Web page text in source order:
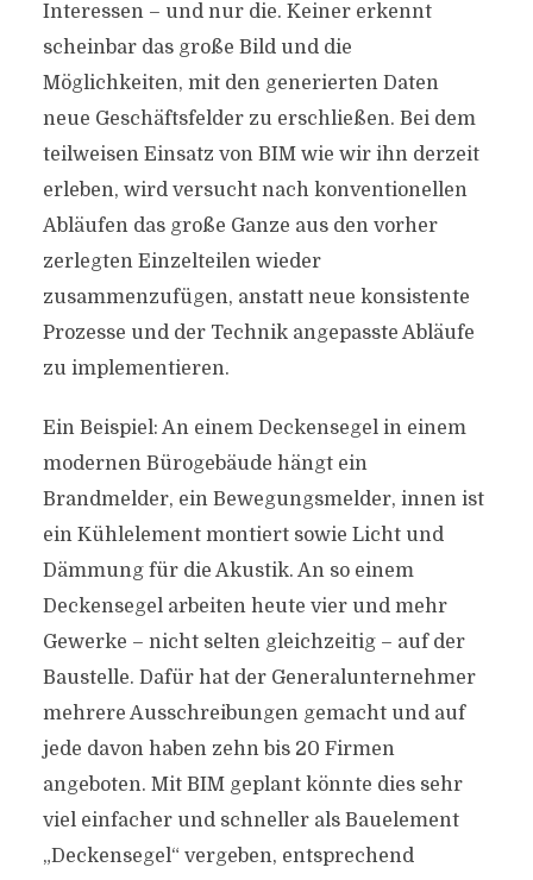
Interessen – und nur die. Keiner erkennt
scheinbar das große Bild und die
Möglichkeiten, mit den generierten Daten
neue Geschäftsfelder zu erschließen. Bei dem
teilweisen Einsatz von BIM wie wir ihn derzeit
erleben, wird versucht nach konventionellen
Abläufen das große Ganze aus den vorher
zerlegten Einzelteilen wieder
zusammenzufügen, anstatt neue konsistente
Prozesse und der Technik angepasste Abläufe
zu implementieren.
Ein Beispiel: An einem Deckensegel in einem
modernen Bürogebäude hängt ein
Brandmelder, ein Bewegungsmelder, innen ist
ein Kühlelement montiert sowie Licht und
Dämmung für die Akustik. An so einem
Deckensegel arbeiten heute vier und mehr
Gewerke – nicht selten gleichzeitig – auf der
Baustelle. Dafür hat der Generalunternehmer
mehrere Ausschreibungen gemacht und auf
jede davon haben zehn bis 20 Firmen
angeboten. Mit BIM geplant könnte dies sehr
viel einfacher und schneller als Bauelement
„Deckensegel“ vergeben, entsprechend